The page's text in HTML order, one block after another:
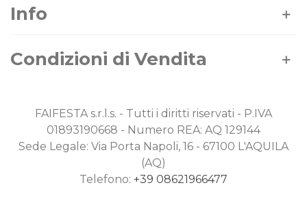
Info
Condizioni di Vendita
FAIFESTA s.r.l.s. - Tutti i diritti riservati - P.IVA
01893190668 - Numero REA: AQ 129144
Sede Legale: Via Porta Napoli, 16 - 67100 L'AQUILA
(AQ)
Telefono: +39 08621966477